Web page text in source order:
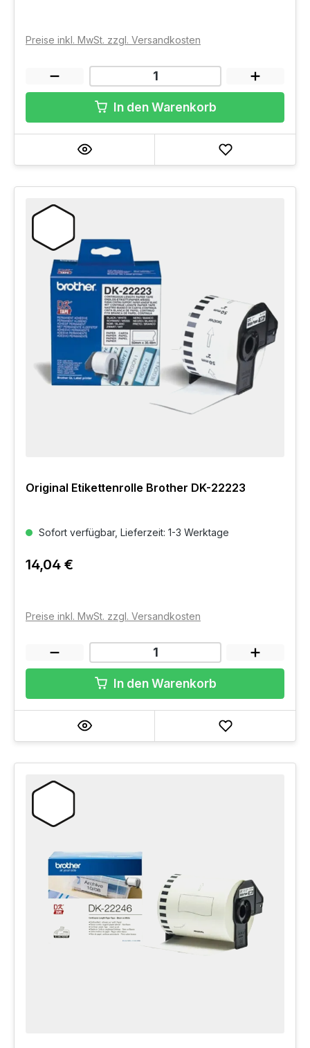
Preise inkl. MwSt. zzgl. Versandkosten
In den Warenkorb
Original Etikettenrolle Brother DK-22223
Sofort verfügbar, Lieferzeit: 1-3 Werktage
14,04 €
Preise inkl. MwSt. zzgl. Versandkosten
In den Warenkorb